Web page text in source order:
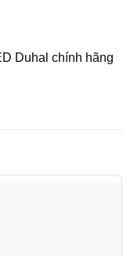
Duhal chính hãng